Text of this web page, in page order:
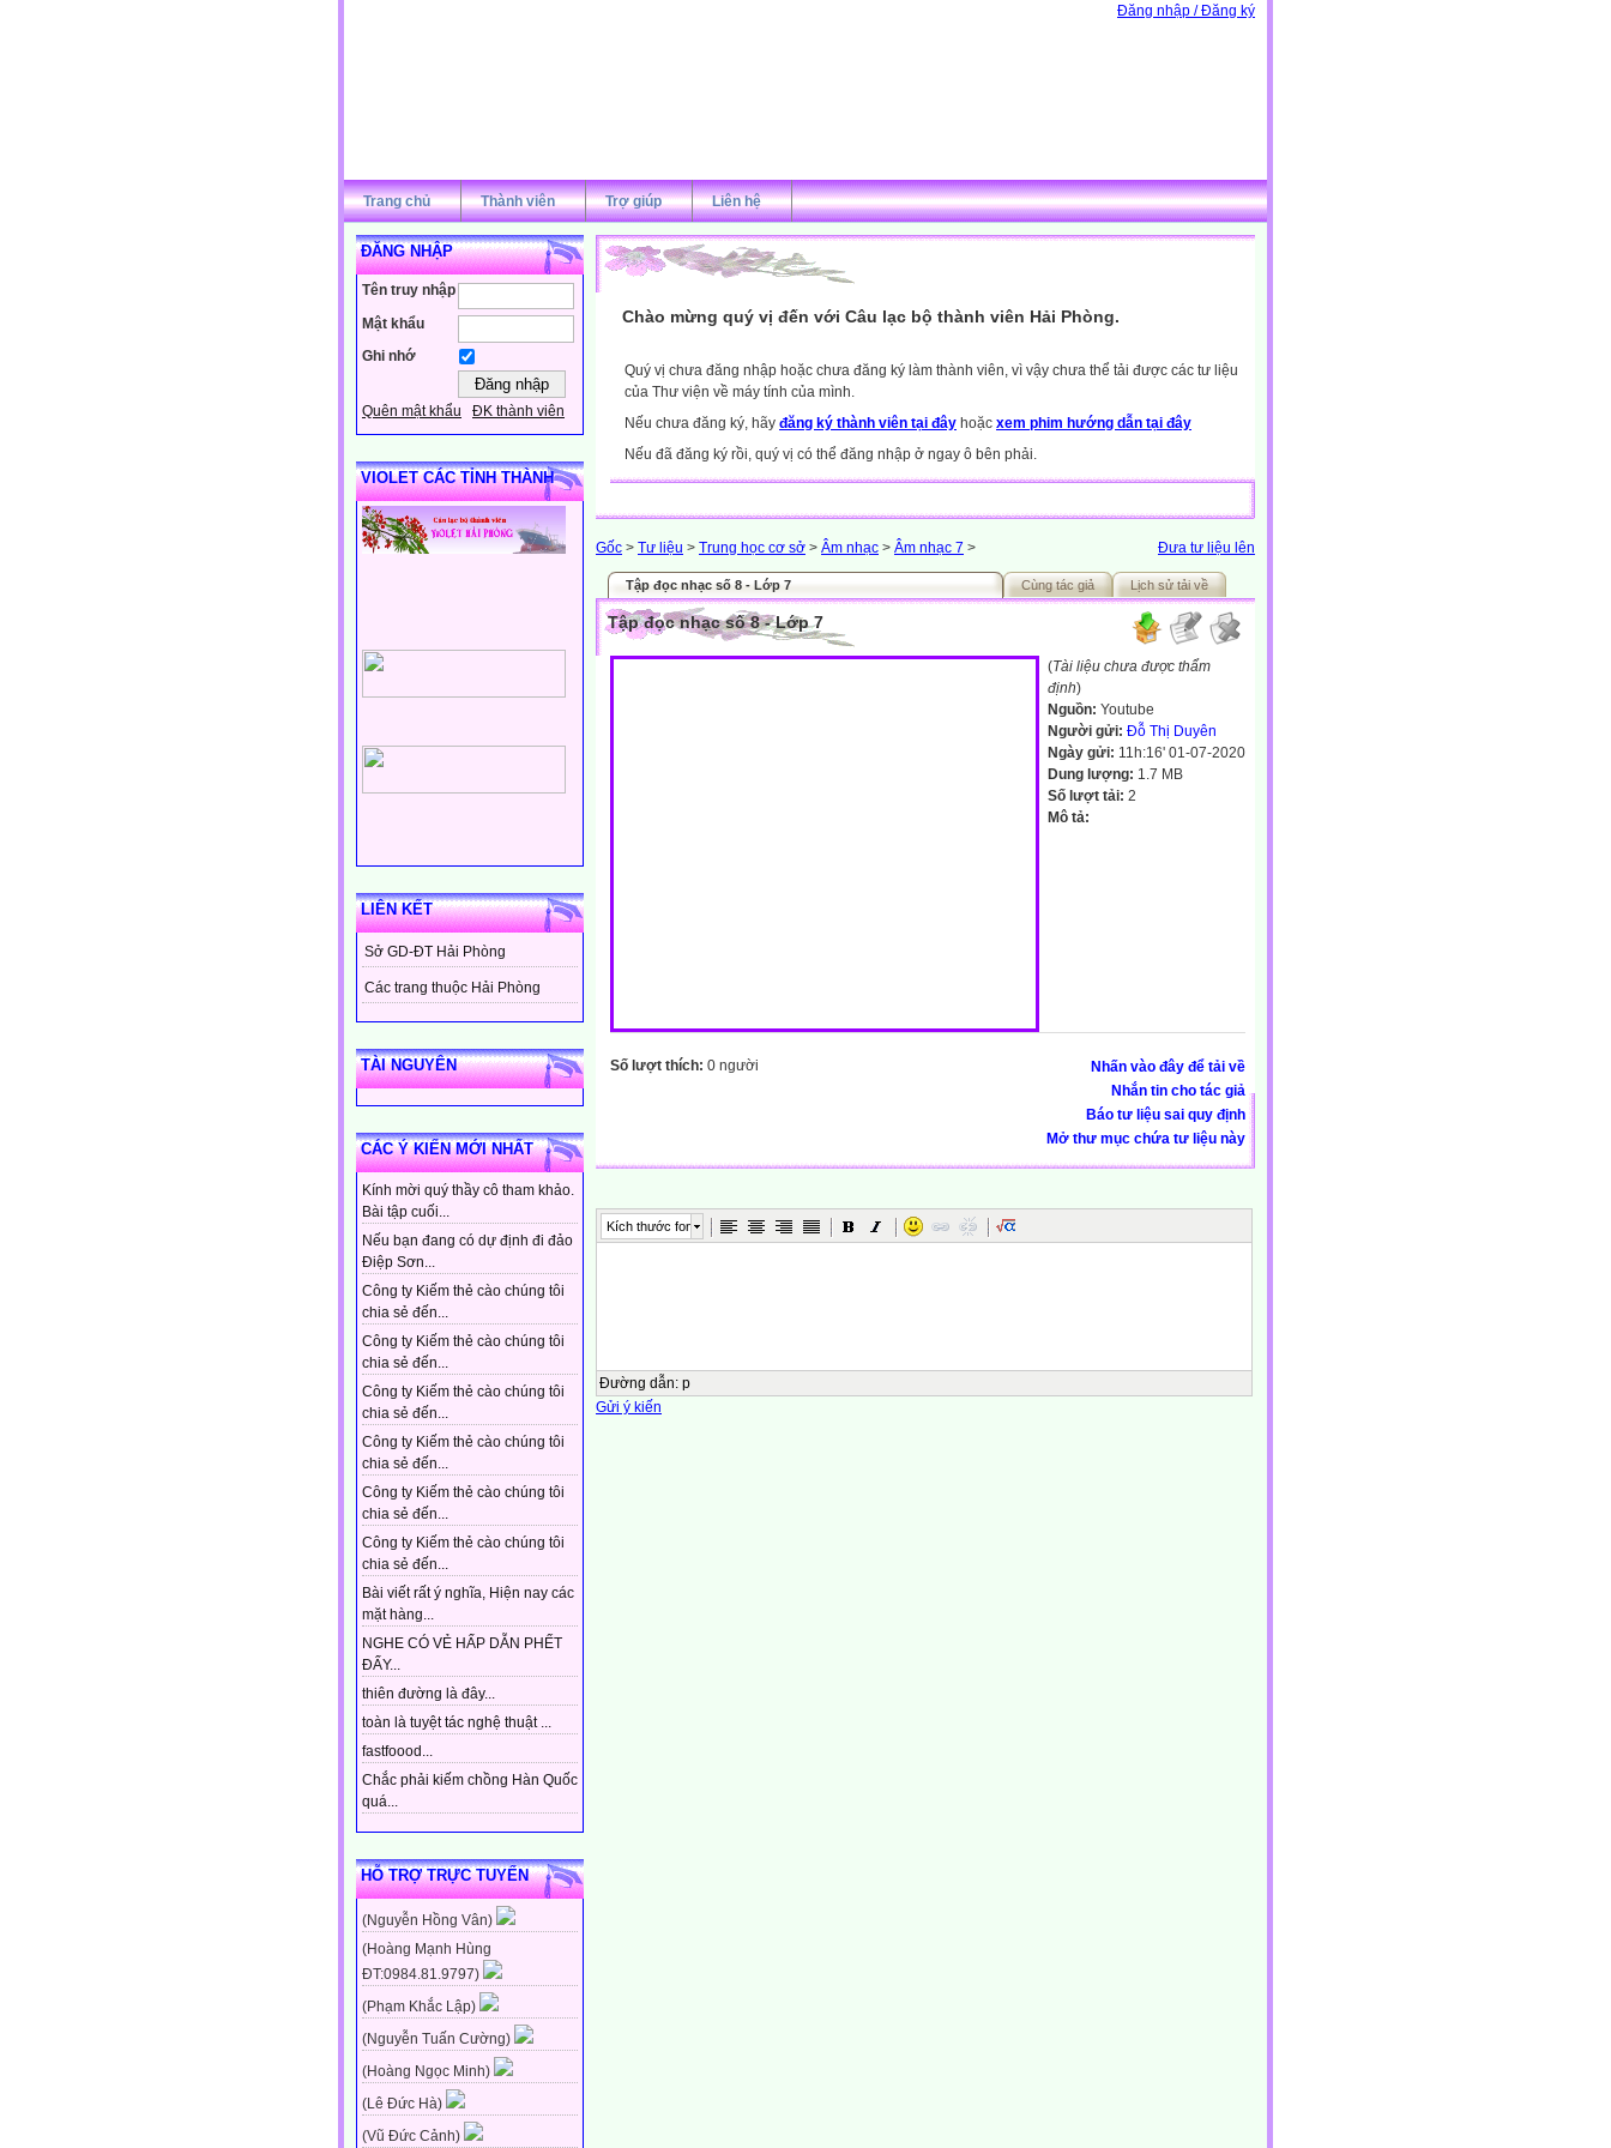
Đăng nhập / Đăng ký
Trang chủ Thành viên Trợ giúp Liên hệ
ĐĂNG NHẬP
Tên truy nhập
Mật khẩu
Ghi nhớ
Quên mật khẩu ĐK thành viên
VIOLET CÁC TỈNH THÀNH
LIÊN KẾT
Sở GD-ĐT Hải Phòng
Các trang thuộc Hải Phòng
TÀI NGUYÊN
CÁC Ý KIẾN MỚI NHẤT
Kính mời quý thầy cô tham khảo.
Bài tập cuối...
Nếu bạn đang có dự định đi đảo
Điệp Sơn...
Công ty Kiếm thẻ cào chúng tôi
chia sẻ đến...
Công ty Kiếm thẻ cào chúng tôi
chia sẻ đến...
Công ty Kiếm thẻ cào chúng tôi
chia sẻ đến...
Công ty Kiếm thẻ cào chúng tôi
chia sẻ đến...
Công ty Kiếm thẻ cào chúng tôi
chia sẻ đến...
Công ty Kiếm thẻ cào chúng tôi
chia sẻ đến...
Bài viết rất ý nghĩa, Hiện nay các
mặt hàng...
NGHE CÓ VẺ HẤP DẪN PHẾT
ĐẤY...
thiên đường là đây...
toàn là tuyệt tác nghệ thuật ...
fastfoood...
Chắc phải kiếm chồng Hàn Quốc
quá...
HỖ TRỢ TRỰC TUYẾN
(Nguyễn Hồng Vân)
(Hoàng Mạnh Hùng
ĐT:0984.81.9797)
(Phạm Khắc Lập)
(Nguyễn Tuấn Cường)
(Hoàng Ngọc Minh)
(Lê Đức Hà)
(Vũ Đức Cảnh)
Chào mừng quý vị đến với Câu lạc bộ thành viên Hải Phòng.
Quý vị chưa đăng nhập hoặc chưa đăng ký làm thành viên, vì vậy chưa thể tải được các tư liệu
của Thư viện về máy tính của mình.
Nếu chưa đăng ký, hãy đăng ký thành viên tại đây hoặc xem phim hướng dẫn tại đây
Nếu đã đăng ký rồi, quý vị có thể đăng nhập ở ngay ô bên phải.
Đưa tư liệu lên
Gốc > Tư liệu > Trung học cơ sở > Âm nhạc > Âm nhạc 7 >
Tập đọc nhạc số 8 - Lớp 7 Cùng tác giả Lịch sử tải về
Tập đọc nhạc số 8 - Lớp 7
(Tài liệu chưa được thẩm
định)
Nguồn: Youtube
Người gửi: Đỗ Thị Duyên
Ngày gửi: 11h:16' 01-07-2020
Dung lượng: 1.7 MB
Số lượt tải: 2
Mô tả:
Nhấn vào đây để tải về
Nhắn tin cho tác giả
Báo tư liệu sai quy định
Mở thư mục chứa tư liệu này
Số lượt thích: 0 người
Kích thước font
Đường dẫn: p
Gửi ý kiến